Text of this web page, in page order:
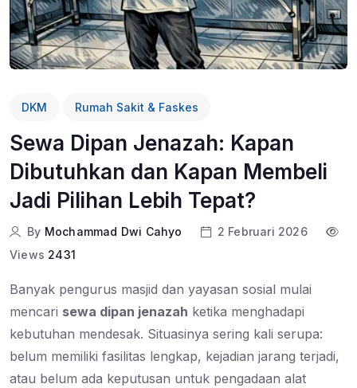
DKM Rumah Sakit & Faskes
Sewa Dipan Jenazah: Kapan
Dibutuhkan dan Kapan Membeli
Jadi Pilihan Lebih Tepat?
By Mochammad Dwi Cahyo
2 Februari 2026
Views 2431
Banyak pengurus masjid dan yayasan sosial mulai
mencari sewa dipan jenazah ketika menghadapi
kebutuhan mendesak. Situasinya sering kali serupa:
belum memiliki fasilitas lengkap, kejadian jarang terjadi,
atau belum ada keputusan untuk pengadaan alat